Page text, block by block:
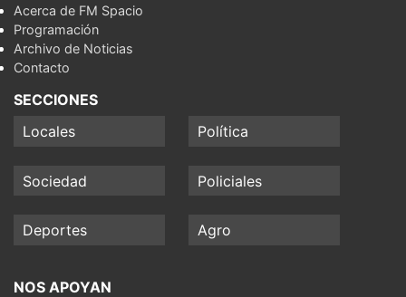
Acerca de FM Spacio
Programación
Archivo de Noticias
Contacto
SECCIONES
Locales
Política
Sociedad Policiales
Deportes Agro
NOS APOYAN